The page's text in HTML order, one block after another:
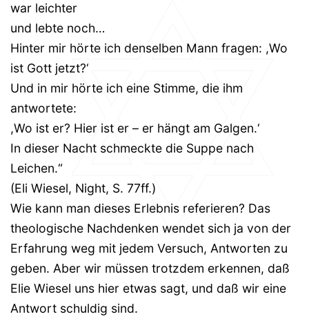
war leichter
und lebte noch…
Hinter mir hörte ich denselben Mann fragen: ,Wo
ist Gott jetzt?‘
Und in mir hörte ich eine Stimme, die ihm
antwortete:
,Wo ist er? Hier ist er – er hängt am Galgen.‘
In dieser Nacht schmeckte die Suppe nach
Leichen.“
(Eli Wiesel, Night, S. 77ff.)
Wie kann man dieses Erlebnis referieren? Das
theologische Nachdenken wendet sich ja von der
Erfahrung weg mit jedem Versuch, Antworten zu
geben. Aber wir müssen trotzdem erkennen, daß
Elie Wiesel uns hier etwas sagt, und daß wir eine
Antwort schuldig sind.